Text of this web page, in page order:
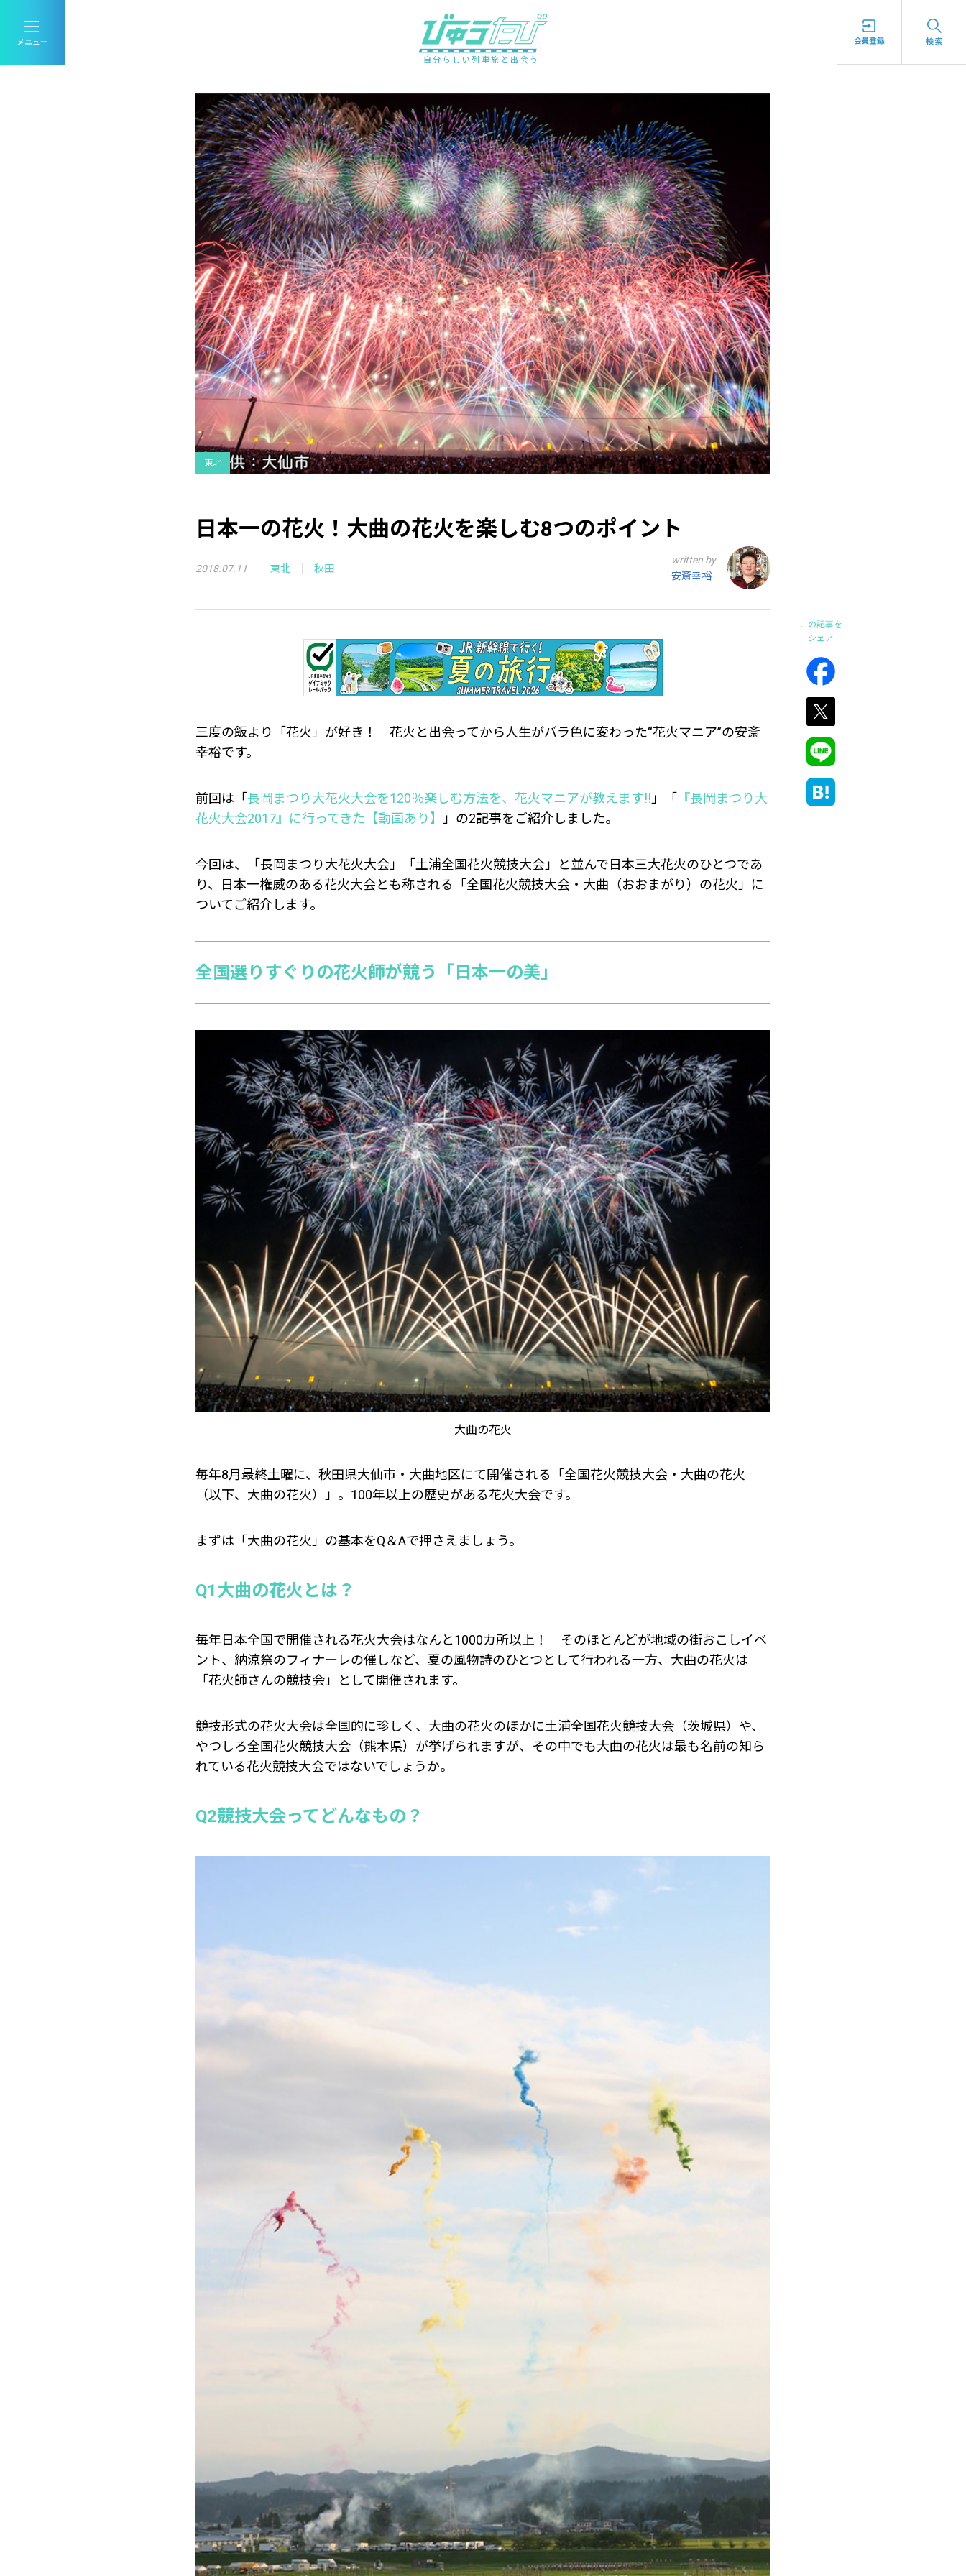
自分らしい列車旅と出会う
東北
日本一の花火！大曲の花火を楽しむ8つのポイント
2018.07.11 東北 秋田
written by
安斎幸裕
三度の飯より「花火」が好き！ 花火と出会ってから人生がバラ色に変わった“花火マニア”の安斎
幸裕です。
前回は「 長岡まつり大花火大会を120％楽しむ方法を、花火マニアが教えます!! 」「
『長岡まつり大
花火大会2017』に行ってきた【動画あり】
」の2記事をご紹介しました。
今回は、「長岡まつり大花火大会」「土浦全国花火競技大会」と並んで日本三大花火のひとつであ
り、日本一権威のある花火大会とも称される「全国花火競技大会・大曲（おおまがり）の花火」に
ついてご紹介します。
全国選りすぐりの花火師が競う「日本一の美」
大曲の花火
毎年8月最終土曜に、秋田県大仙市・大曲地区にて開催される「全国花火競技大会・大曲の花火
（以下、大曲の花火）」。100年以上の歴史がある花火大会です。
まずは「大曲の花火」の基本をQ＆Aで押さえましょう。
Q1大曲の花火とは？
毎年日本全国で開催される花火大会はなんと1000カ所以上！ そのほとんどが地域の街おこしイベ
ント、納涼祭のフィナーレの催しなど、夏の風物詩のひとつとして行われる一方、大曲の花火は
「花火師さんの競技会」として開催されます。
競技形式の花火大会は全国的に珍しく、大曲の花火のほかに土浦全国花火競技大会（茨城県）や、
やつしろ全国花火競技大会（熊本県）が挙げられますが、その中でも大曲の花火は最も名前の知ら
れている花火競技大会ではないでしょうか。
Q2競技大会ってどんなもの？
この記事を
シェア